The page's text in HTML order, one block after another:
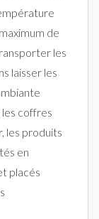
de
les
laisser les
coffres
les produits
en
placés